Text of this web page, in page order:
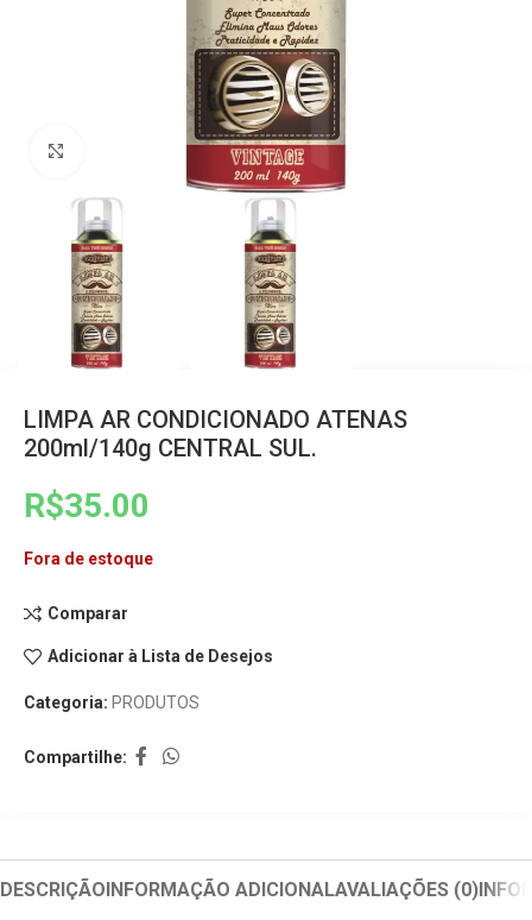
Clique para ampliar
LIMPA AR CONDICIONADO ATENAS
200ml/140g CENTRAL SUL.
R$35.00
Fora de estoque
Comparar
Adicionar à Lista de Desejos
Categoria: PRODUTOS
Compartilhe:
DESCRIÇÃOINFORMAÇÃO ADICIONALAVALIAÇÕES (0)